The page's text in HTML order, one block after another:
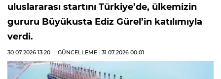
uluslararası startını Türkiye’de, ülkemizin
gururu Büyükusta Ediz Gürel’in katılımıyla
verdi.
30.07.2026 13:20 GÜNCELLEME : 31.07.2026 00:01